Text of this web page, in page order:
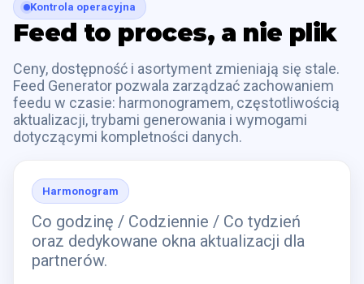
Kontrola operacyjna
Feed to proces, a nie plik
Ceny, dostępność i asortyment zmieniają się stale.
Feed Generator pozwala zarządzać zachowaniem
feedu w czasie: harmonogramem, częstotliwością
aktualizacji, trybami generowania i wymogami
dotyczącymi kompletności danych.
Harmonogram
Co godzinę / Codziennie / Co tydzień
oraz dedykowane okna aktualizacji dla
partnerów.